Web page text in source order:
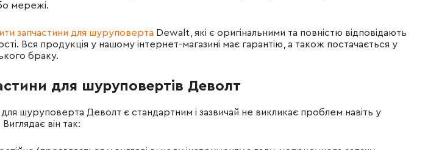
мережі.
запчастини для шуруповерта Dewalt, які є оригінальними та повністю відповідають
Вся продукція у нашому інтернет-магазині має гарантію, а також постачається у
браку.
для шуруповертів Деволт
шуруповерта Деволт є стандартним і зазвичай не викликає проблем навіть у
він так: